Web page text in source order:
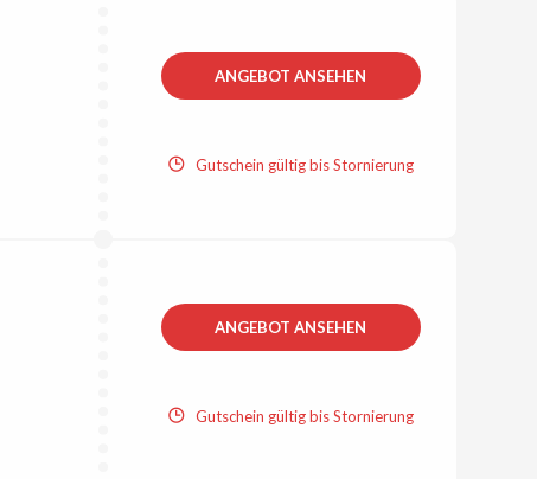
ANGEBOT ANSEHEN
Gutschein gültig bis Stornierung
ANGEBOT ANSEHEN
Gutschein gültig bis Stornierung